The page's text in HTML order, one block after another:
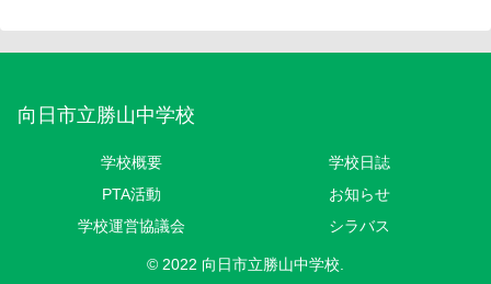
向日市立勝山中学校
学校概要
学校日誌
PTA活動
お知らせ
学校運営協議会
シラバス
© 2022 向日市立勝山中学校.